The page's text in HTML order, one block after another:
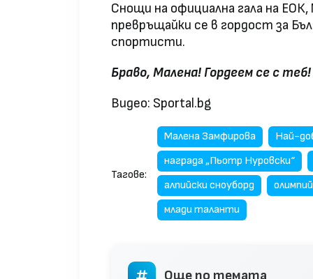
Снощи на официална гала на
превръщайки се в гордост за
спортисти.
Браво, Малена! Гордеем се с теб!
Видео: Sportal.bg
Тагове:
Малена Замфирова Най-
награда „Пьотр Нуровски“
алпийски сноуборд
млади таланти
Още по темата